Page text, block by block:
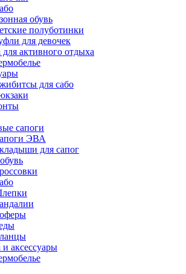
обувь
полуботинки
для девочек
активного отдыха
для сабо
сапоги
ЭВА
для сапог
аксессуары